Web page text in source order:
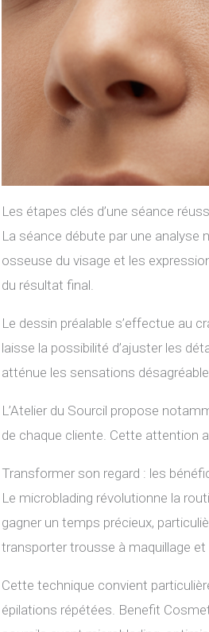
Les étapes clés d’une séance
La séance débute par une
osseuse du visage et les
du résultat final.
Le dessin préalable s’effectue au
laisse la possibilité d’ajuster les
atténue les sensations
L’Atelier du Sourcil propose
de chaque cliente. Cette attention
Transformer son regard : les
Le microblading révolutionne la
gagner un temps précieux,
transporter trousse à maquillage
Cette technique convient
épilations répétées. Benefit